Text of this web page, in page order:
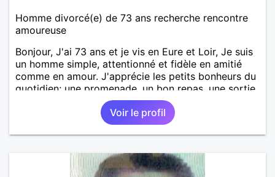
Homme divorcé(e) de 73 ans recherche rencontre
amoureuse
Bonjour, J'ai 73 ans et je vis en Eure et Loir, Je suis
un homme simple, attentionné et fidèle en amitié
comme en amour. J'apprécie les petits bonheurs du
quotidien; une promenade, un bon repas, une sortie,
une discision agréable ou un moment de détente à
deux. Je souhaite rencontrer une femme douce,
honnête et bienveillante, avec qui partager des
moments de complicité, de rire et de confiance. Je
une belle amitié et qu'il n'est jamais trop tard pour
écrire une nouvelle histoire. Si vous aimez les
Voir le profil